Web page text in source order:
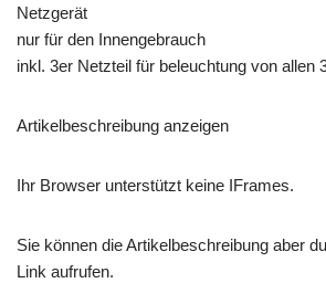
Netzgerät
nur für den Innengebrauch
inkl. 3er Netzteil für beleuchtung von allen
Artikelbeschreibung anzeigen
Ihr Browser unterstützt keine IFrames.
Sie können die Artikelbeschreibung aber
Link aufrufen.